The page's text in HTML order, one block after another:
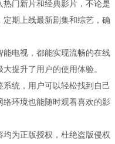
门新片和经典影片，不论是
期上线最新剧集和综艺，确
电视，都能实现流畅的在线
提升了用户的使用体验。
统，用户可以轻松找到自己
环境也能随时观看喜欢的影
为正版授权，杜绝盗版侵权